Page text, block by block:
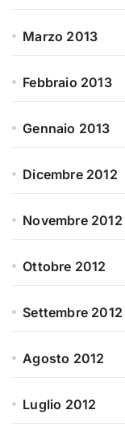
Marzo 2013
Febbraio 2013
Gennaio 2013
Dicembre 2012
Novembre 2012
Ottobre 2012
Settembre 2012
Agosto 2012
Luglio 2012